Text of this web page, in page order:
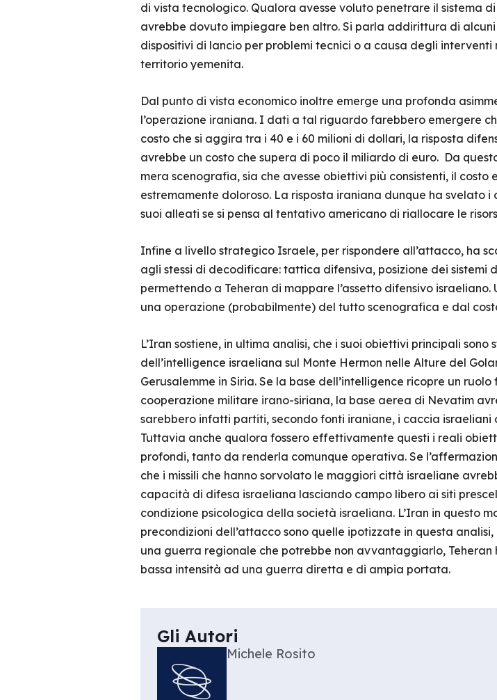
di vista tecnologico. Qualora avesse voluto penetrare il sistema
avrebbe dovuto impiegare ben altro. Si parla addirittura di
dispositivi di lancio per problemi tecnici o a causa degli
territorio yemenita.
Dal punto di vista economico inoltre emerge una profonda
l’operazione iraniana. I dati a tal riguardo farebbero emergere
costo che si aggira tra i 40 e i 60 milioni di dollari, la risposta
avrebbe un costo che supera di poco il miliardo di euro. Da
mera scenografia, sia che avesse obiettivi più consistenti, il
estremamente doloroso. La risposta iraniana dunque ha svelato
suoi alleati se si pensa al tentativo americano di riallocare le
Infine a livello strategico Israele, per rispondere all’attacco, ha
agli stessi di decodificare: tattica difensiva, posizione dei
permettendo a Teheran di mappare l’assetto difensivo
una operazione (probabilmente) del tutto scenografica e dal
L’Iran sostiene, in ultima analisi, che i suoi obiettivi principali
dell’intelligence israeliana sul Monte Hermon nelle Alture del
Gerusalemme in Siria. Se la base dell’intelligence ricopre un
cooperazione militare irano-siriana, la base aerea di Nevatim
sarebbero infatti partiti, secondo fonti iraniane, i caccia israeliani
Tuttavia anche qualora fossero effettivamente questi i reali
profondi, tanto da renderla comunque operativa. Se
che i missili che hanno sorvolato le maggiori città israeliane
capacità di difesa israeliana lasciando campo libero ai siti
condizione psicologica della società israeliana. L’Iran in questo
precondizioni dell’attacco sono quelle ipotizzate in questa
una guerra regionale che potrebbe non avvantaggiarlo,
bassa intensità ad una guerra diretta e di ampia portata.
Gli Autori
Michele Rosito